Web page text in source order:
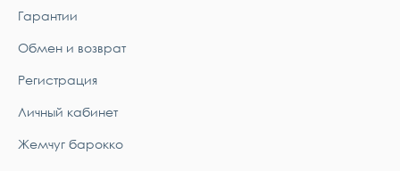
Гарантии
Обмен и возврат
Регистрация
Личный кабинет
Жемчуг барокко